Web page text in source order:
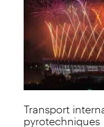
Transport
pyrotechniques